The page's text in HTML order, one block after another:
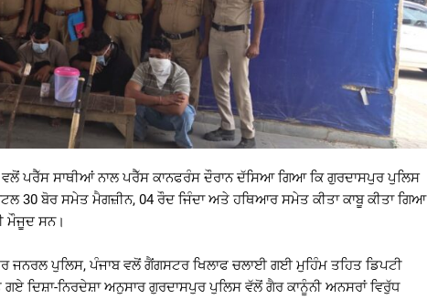
ਪਰੈੱਸ ਸਾਥੀਆਂ ਨਾਲ ਪਰੈੱਸ ਕਾਨਫਰੰਸ ਦੌਰਾਨ ਦੱਸਿਆ ਗਿਆ ਕਿ ਗੁਰਦਾਸਪੁਰ ਪੁਲਿਸ
30 ਬੋਰ ਸਮੇਤ ਮੈਗਜ਼ੀਨ, 04 ਰੌਦ ਜਿੰਦਾ ਅਤੇ ਹਥਿਆਰ ਸਮੇਤ ਕੀਤਾ ਕਾਬੂ ਕੀਤਾ ਗਿਆ
ਮੌਜੂਦ ਸਨ।
ਪੁਲਿਸ, ਪੰਜਾਬ ਵਲੋਂ ਗੈਂਗਸਟਰ ਖਿਲਾਫ ਚਲਾਈ ਗਈ ਮੁਹਿੰਮ ਤਹਿਤ ਡਿਪਟੀ
ਦਿਸ਼ਾ-ਨਿਰਦੇਸ਼ਾ ਅਨੁਸਾਰ ਗੁਰਦਾਸਪੁਰ ਪੁਲਿਸ ਵੱਲੋਂ ਗੈਰ ਕਾਨੂੰਨੀ ਅਨਸਰਾਂ ਵਿਰੁੱਧ